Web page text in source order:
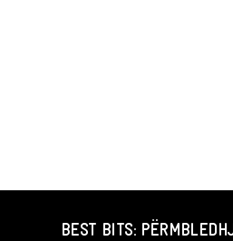
BEST BITS: